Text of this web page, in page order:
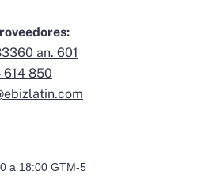
an. 601
614 850
a 18:00 GTM-5